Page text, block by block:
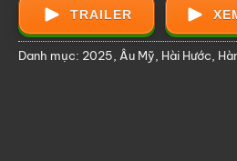
TRAILER
Danh mục: 2025,Âu Mỹ, Hài Hước,